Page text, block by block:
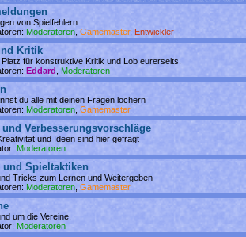
von Spielfehlern
Moderatoren Gamemaster, Entwickler
Kritik
Platz für konstruktive Kritik und Lob eurerseits.
Eddard Moderatoren
du alle mit deinen Fragen löchern
Moderatoren Gamemaster
und Verbesserungsvorschläge
und Ideen sind hier gefragt
Moderatoren
und Spieltaktiken
Tricks zum Lernen und Weitergeben
Moderatoren Gamemaster
um die Vereine.
Moderatoren